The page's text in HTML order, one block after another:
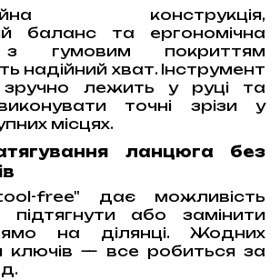
конструкція,
баланс та ергономічна
з гумовим покриттям
надійний хват. Інструмент
лежить у руці та
точні зрізи у
місцях.
ланцюга без
free" дає можливість
підтягнути або замінити
на ділянці. Жодних
ключів — все робиться за